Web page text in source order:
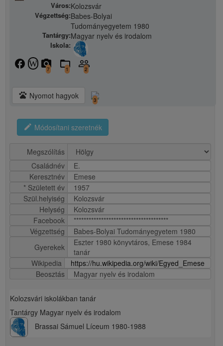
Város:Kolozsvár
Végzettség:Babes-Bolyai
Tudományegyetem 1980
Tantárgy:Magyar nyelv és irodalom
Iskola:
facebook W camera_alt
7 folder_open
1 people_outline
2
pets Nyomot hagyok 3
edit Módosítani szeretnék
Megszólítás
Családnév
E.
Keresztnév
Emese
* Született év
1957
Szül.helyiség
Kolozsvár
Helység
Kolozsvár
Facebook
**************************************
Végzettség
Babes-Bolyai Tudományegyetem 1980
Gyerekek
Eszter 1980 könyvtáros, Emese 1984
tanár
Wikipedia
https://hu.wikipedia.org/wiki/Egyed_Emese
Beosztás
Magyar nyelv és irodalom
Kolozsvári iskolákban tanár
Tantárgy Magyar nyelv és irodalom
Brassai Sámuel Líceum 1980-1988